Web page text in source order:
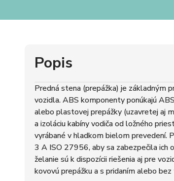
Popis
Predná stena (prepážka) je základným
vozidla. ABS komponenty ponúkajú
alebo plastovej prepážky (uzavretej aj
a izoláciu kabíny vodiča od ložného
vyrábané v hladkom bielom
3 A ISO 27956, aby sa zabezpečila ich
želanie sú k dispozícii riešenia aj pre
kovovú prepážku a s pridaním alebo